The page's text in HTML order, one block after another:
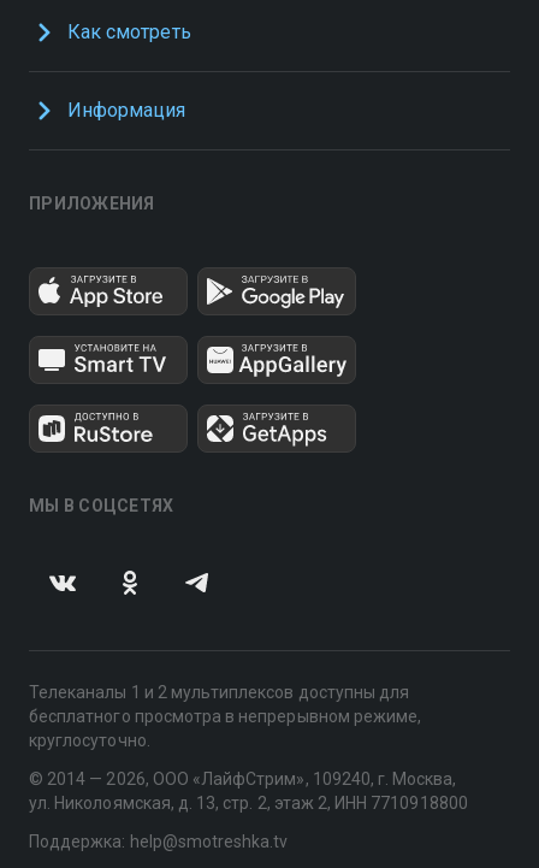
Как смотреть
Информация
ПРИЛОЖЕНИЯ
МЫ В СОЦСЕТЯХ
Телеканалы 1 и 2 мультиплексов доступны для
бесплатного просмотра в непрерывном режиме,
круглосуточно.
© 2014 — 2026, ООО «ЛайфСтрим», 109240, г. Москва,
ул. Николоямская, д. 13, стр. 2, этаж 2, ИНН 7710918800
Поддержка: help@smotreshka.tv